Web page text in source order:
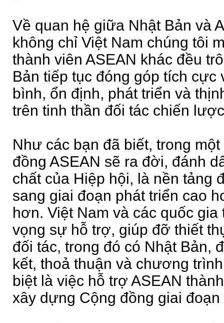
Về quan hệ giữa Nhật Bản và
không chỉ Việt Nam chúng tôi
thành viên ASEAN khác đều
Bản tiếp tục đóng góp tích cực
bình, ổn định, phát triển và
trên tinh thần đối tác chiến
Như các bạn đã biết, trong
đồng ASEAN sẽ ra đời, đánh
chất của Hiệp hội, là nền tảng
sang giai đoạn phát triển cao
hơn. Việt Nam và các quốc
vọng sự hỗ trợ, giúp đỡ thiết
đối tác, trong đó có Nhật Bản,
kết, thoả thuận và chương
biệt là việc hỗ trợ ASEAN
xây dựng Cộng đồng giai